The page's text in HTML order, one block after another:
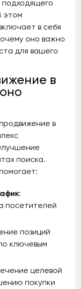
этом
в себя
оно важно
для вашего
в
в
поиска.
:
посетителей
позиций
ключевым
целевой
покупки